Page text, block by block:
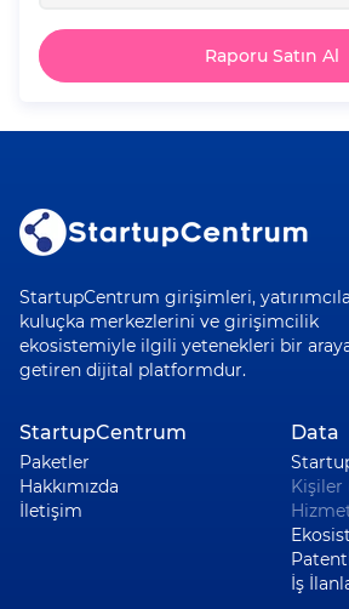
Raporu Satın Al
StartupCentrum girişimleri,
kuluçka merkezlerini ve girişimcilik
ekosistemiyle ilgili yetenekleri bir
getiren dijital platformdur.
StartupCentrum
Paketler
Hakkımızda
İletişim
Data
Kişiler
İş